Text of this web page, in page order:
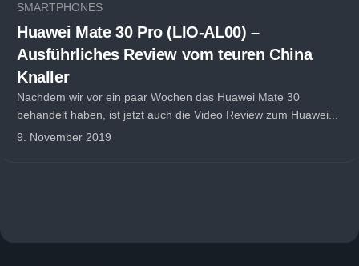
SMARTPHONES
Huawei Mate 30 Pro (LIO-AL00) –
Ausführliches Review vom teuren China
Knaller
Nachdem wir vor ein paar Wochen das Huawei Mate 30
behandelt haben, ist jetzt auch die Video Review zum Huawei...
9. November 2019